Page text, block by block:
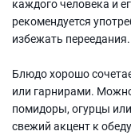
каждого человека и
рекомендуется
избежать переедания.
Блюдо хорошо
или гарнирами.
помидоры, огурцы
свежий акцент к